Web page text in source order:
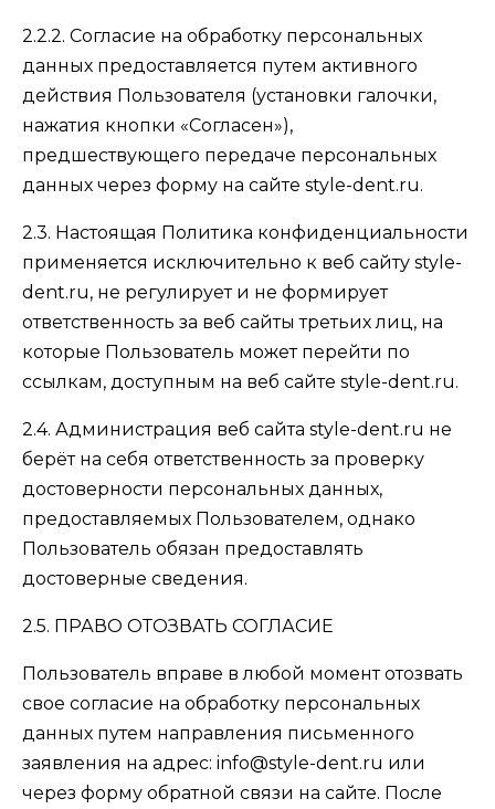
2.2.2. Согласие на обработку персональных
данных предоставляется путем активного
действия Пользователя (установки галочки,
нажатия кнопки «Согласен»),
предшествующего передаче персональных
данных через форму на сайте style-dent.ru.
2.3. Настоящая Политика конфиденциальности
применяется исключительно к веб сайту style-
dent.ru, не регулирует и не формирует
ответственность за веб сайты третьих лиц, на
которые Пользователь может перейти по
ссылкам, доступным на веб сайте style-dent.ru.
2.4. Администрация веб сайта style-dent.ru не
берёт на себя ответственность за проверку
достоверности персональных данных,
предоставляемых Пользователем, однако
Пользователь обязан предоставлять
достоверные сведения.
2.5. ПРАВО ОТОЗВАТЬ СОГЛАСИЕ
Пользователь вправе в любой момент отозвать
свое согласие на обработку персональных
данных путем направления письменного
заявления на адрес: info@style-dent.ru или
через форму обратной связи на сайте. После